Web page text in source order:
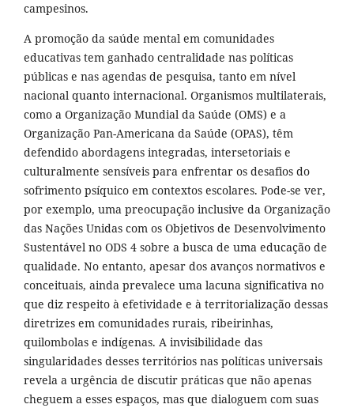
campesinos.
A promoção da saúde mental em comunidades
educativas tem ganhado centralidade nas políticas
públicas e nas agendas de pesquisa, tanto em nível
nacional quanto internacional. Organismos multilaterais,
como a Organização Mundial da Saúde (OMS) e a
Organização Pan-Americana da Saúde (OPAS), têm
defendido abordagens integradas, intersetoriais e
culturalmente sensíveis para enfrentar os desafios do
sofrimento psíquico em contextos escolares. Pode-se ver,
por exemplo, uma preocupação inclusive da Organização
das Nações Unidas com os Objetivos de Desenvolvimento
Sustentável no ODS 4 sobre a busca de uma educação de
qualidade. No entanto, apesar dos avanços normativos e
conceituais, ainda prevalece uma lacuna significativa no
que diz respeito à efetividade e à territorialização dessas
diretrizes em comunidades rurais, ribeirinhas,
quilombolas e indígenas. A invisibilidade das
singularidades desses territórios nas políticas universais
revela a urgência de discutir práticas que não apenas
cheguem a esses espaços, mas que dialoguem com suas